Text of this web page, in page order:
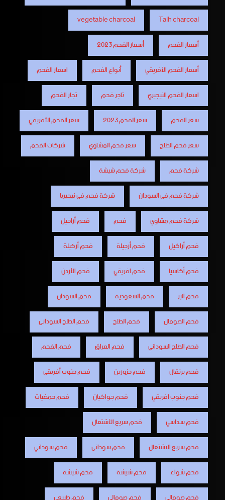
Talh charcoal
vegetable charcoal
أسعار الفحم
أسعار الفحم 2023
أسعار الفحم الأفريقي
أنواع الفحم
اسعار الفحم
اسعار الفحم النيجيري
تاجر فحم
تجار الفحم
سعر الفحم
سعر الفحم 2023
سعر الفحم الأفريقي
سعر فحم الطلح
سعر فحم المشاوي
شركات الفحم
شركة فحم
شركة فحم شيشة
شركة فحم في السودان
شركة فحم في نيجيريا
شركة فحم مشاوي
فحم
فحم أراجيل
فحم أراكيل
فحم أرجيلة
فحم أركيلة
فحم أكاسيا
فحم افريقي
فحم الأردن
فحم البر
فحم السعودية
فحم السودان
فحم الصومال
فحم الطلح
فحم الطلح السودانى
فحم الطلح السوداني
فحم العراق
فحم الفحم
فحم برتقال
فحم جزورين
فحم جنوب أفريقي
فحم جنوب افريقي
فحم جواكيان
فحم حمضيات
فحم سداسي
فحم سريع الأشتعال
فحم سريع الاشتعال
فحم سودانى
فحم سوداني
فحم شواء
فحم شيشة
فحم شيشه